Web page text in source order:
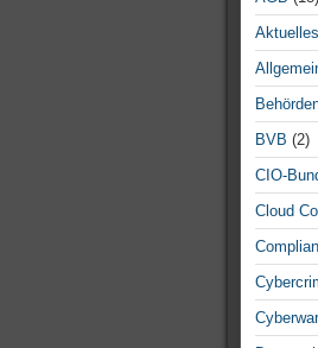
Aktuelles
BVB (2)
CIO-
Cloud
Cyberwar